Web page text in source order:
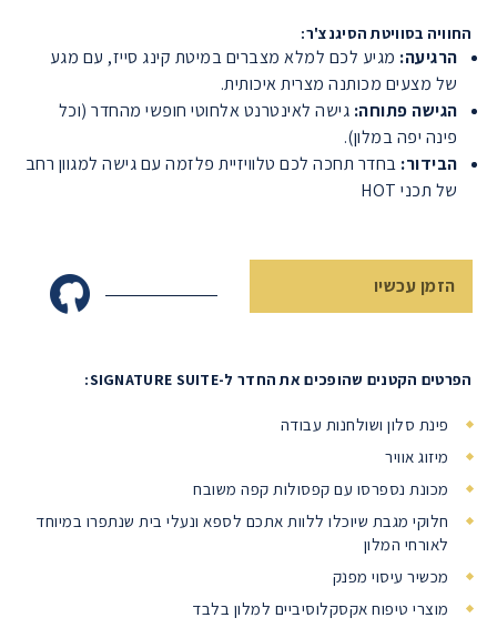
החוויה בסוויטת הסיגנצ'ר:
הרגיעה: מגיע לכם למלא מצברים במיטת קינג סייז, עם מגע
של מצעים מכותנה מצרית איכותית.
הגישה פתוחה: גישה לאינטרנט אלחוטי חופשי מהחדר (וכל
פינה יפה במלון).
הבידור: בחדר תחכה לכם טלוויזיית פלזמה עם גישה למגוון רחב
של תכני HOT
הזמן עכשיו
הפרטים הקטנים שהופכים את החדר ל-SIGNATURE SUITE:
פינת סלון ושולחנות עבודה
מיזוג אוויר
מכונת נספרסו עם קפסולות קפה משובח
חלוקי מגבת שיוכלו ללוות אתכם לספא ונעלי בית שנתפרו במיוחד
לאורחי המלון
מכשיר עיסוי מפנק
מוצרי טיפוח אקסקלוסיביים למלון בלבד